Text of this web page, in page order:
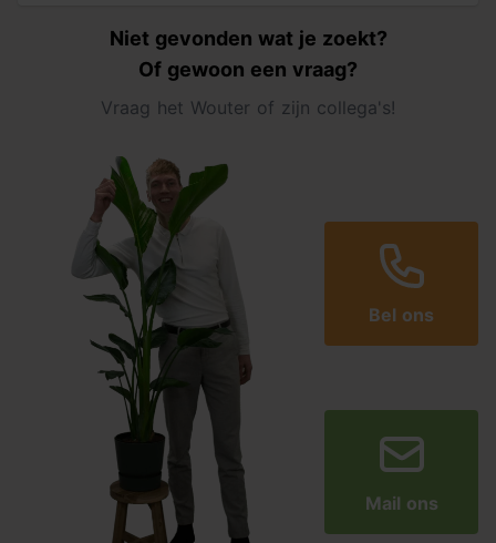
Niet gevonden wat je zoekt?
Of gewoon een vraag?
Vraag het Wouter of zijn collega's!
Bel ons
Mail ons